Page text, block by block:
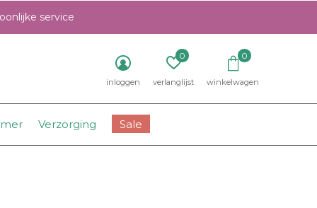
Verzorging Sale
inloggen verlanglijst
0
winkelwagen
0
service